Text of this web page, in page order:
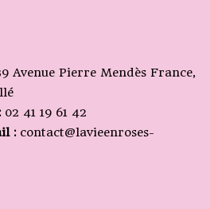
Avenue Pierre Mendès France,
02 41 19 61 42
: contact@lavieenroses-